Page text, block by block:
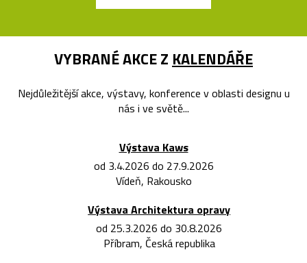
VYBRANÉ AKCE Z KALENDÁŘE
Nejdůležitější akce, výstavy, konference v oblasti designu u
nás i ve světě...
Výstava Kaws
od 3.4.2026 do 27.9.2026
Vídeň, Rakousko
Výstava Architektura opravy
od 25.3.2026 do 30.8.2026
Příbram, Česká republika